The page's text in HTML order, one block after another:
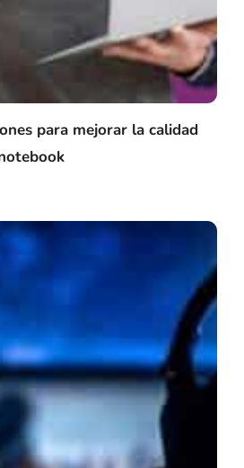
para mejorar la calidad